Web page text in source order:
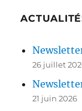
26 juillet
21 juin 2026